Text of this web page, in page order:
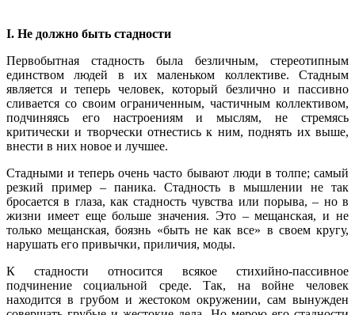
I. Не должно быть стадности
Первобытная стадность была безличным, стереотипным
единством людей в их маленьком коллективе. Стадным
является и теперь человек, который безлично и пассивно
сливается со своим ограниченным, частичным коллективом,
подчиняясь его настроениям и мыслям, не стремясь
критически и творчески отнестись к ним, поднять их выше,
внести в них новое и лучшее.
Стадными и теперь очень часто бывают люди в толпе; самый
резкий пример – паника. Стадность в мышлении не так
бросается в глаза, как стадность чувства или порыва, – но в
жизни имеет еще больше значения. Это – мещанская, и не
только мещанская, боязнь «быть не как все» в своем кругу,
нарушать его привычки, приличия, моды.
К стадности относится всякое стихийно-пассивное
подчинение социальной среде. Так, на войне человек
находится в грубом и жестоком окружении, сам вынужден